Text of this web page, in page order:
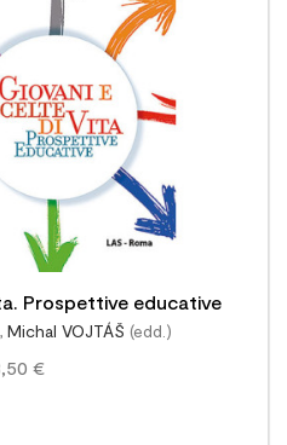
Prospettive educative
, Michal VOJTÁŠ (edd.)
€